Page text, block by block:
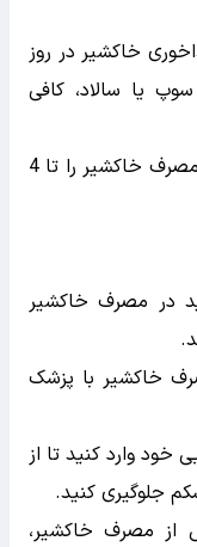
1 تا 2 قاشق غذاخوری خاکشیر در روز
یا سالاد، کافی
برای افراد مبتلا به یبوست: می توان مصرف خاکشیر را تا 4
در مصرف خاکشیر
خاکشیر با پزشک
خود وارد کنید تا از
جلوگیری کنید.
از مصرف خاکشیر،